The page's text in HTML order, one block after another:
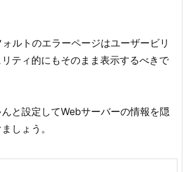
ルトのエラーページはユーザービリ
ティ的にもそのまま表示するべきで
と設定してWebサーバーの情報を隠
しょう。